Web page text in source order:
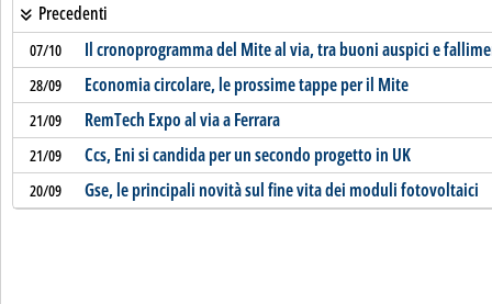
Precedenti
07/10 Il cronoprogramma del Mite al via, tra buoni auspici e
28/09 Economia circolare, le prossime tappe per il Mite
21/09 RemTech Expo al via a Ferrara
21/09 Ccs, Eni si candida per un secondo progetto in UK
20/09 Gse, le principali novità sul fine vita dei moduli fotovoltaici